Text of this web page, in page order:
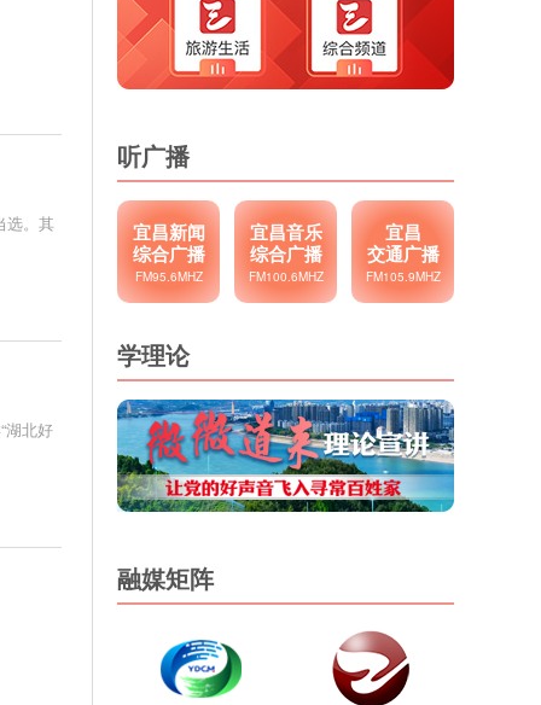
选。其
湖北好
听广播
宜昌新闻
综合广播
FM95.6MHZ
宜昌音乐
综合广播
FM100.6MHZ
宜昌
交通广播
FM105.9MHZ
学理论
融媒矩阵